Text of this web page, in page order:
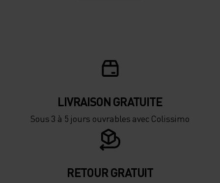
-5°
-15°
-5°
-15°
LIVRAISON GRATUITE
Sous 3 à 5 jours ouvrables avec Colissimo
RETOUR GRATUIT